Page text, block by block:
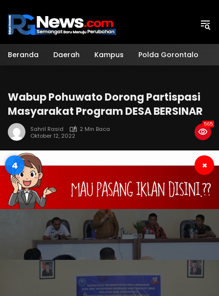
konten
Beranda Daerah Kampus Polda Gorontalo
Wabup Pohuwato Dorong Partispasi
Masyarakat Program DESA BERSINAR
Sahril Rasid
2 Min Baca
Oktober 12, 2022
565
3 ×